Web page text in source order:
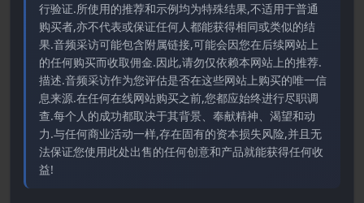
行验证.所使用的推荐和示例均为特殊结果,不适用于普通
购买者,亦不代表或保证任何人都能获得相同或类似的结
果.音频采访可能包含附属链接,可能会因您在后续网站上
的任何购买而收取佣金.因此,请勿仅依赖本网站上的推荐.
描述.音频采访作为您评估是否在这些网站上购买的唯一信
息来源.在任何在线网站购买之前,您都应始终进行尽职调
查.每个人的成功都取决于其背景、奉献精神、渴望和动
力.与任何商业活动一样,存在固有的资本损失风险,并且无
法保证您使用此处出售的任何创意和产品就能获得任何收
益!